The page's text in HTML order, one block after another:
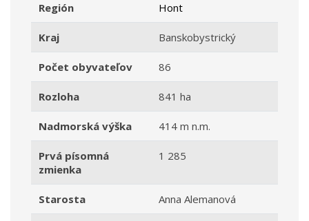
Región Hont
Kraj Banskobystrický
Počet obyvateľov 86
Rozloha 841 ha
Nadmorská výška 414 m n.m.
Prvá písomná
zmienka
1 285
Starosta Anna Alemanová